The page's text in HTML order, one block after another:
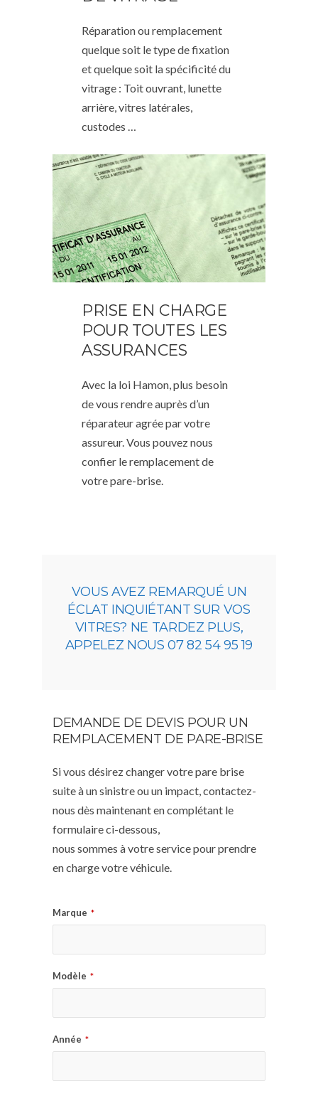
Réparation ou remplacement
quelque soit le type de fixation
et quelque soit la spécificité du
vitrage : Toit ouvrant, lunette
arrière, vitres latérales,
custodes …
PRISE EN CHARGE
POUR TOUTES LES
ASSURANCES
Avec la loi Hamon, plus besoin
de vous rendre auprès d’un
réparateur agrée par votre
assureur. Vous pouvez nous
confier le remplacement de
votre pare-brise.
VOUS AVEZ REMARQUÉ UN
ÉCLAT INQUIÉTANT SUR VOS
VITRES? NE TARDEZ PLUS,
APPELEZ NOUS 07 82 54 95 19
DEMANDE DE DEVIS POUR UN
REMPLACEMENT DE PARE-BRISE
Si vous désirez changer votre pare brise
suite à un sinistre ou un impact, contactez-
nous dès maintenant en complétant le
formulaire ci-dessous,
nous sommes à votre service pour prendre
en charge votre véhicule.
Marque *
Modèle *
Année *